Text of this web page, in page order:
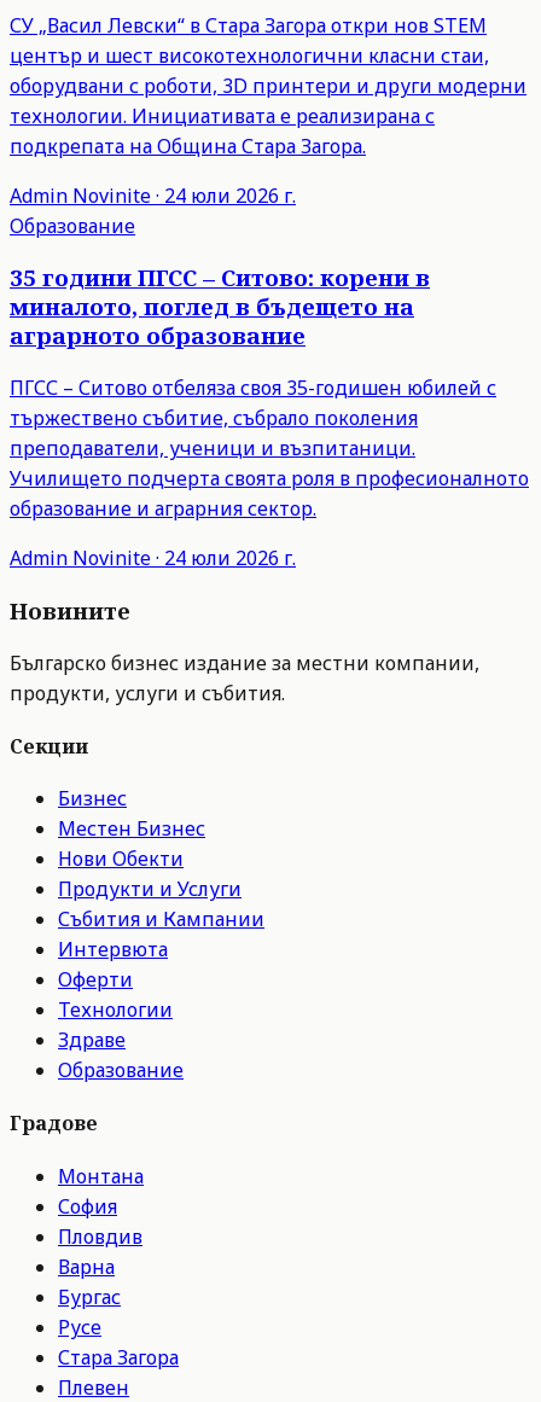
СУ „Васил Левски“ в Стара Загора откри нов STEM
център и шест високотехнологични класни стаи,
оборудвани с роботи, 3D принтери и други модерни
технологии. Инициативата е реализирана с
подкрепата на Община Стара Загора.
Admin Novinite· 24 юли 2026 г.
Образование
35 години ПГСС – Ситово: корени в
миналото, поглед в бъдещето на
аграрното образование
ПГСС – Ситово отбеляза своя 35-годишен юбилей с
тържествено събитие, събрало поколения
преподаватели, ученици и възпитаници.
Училището подчерта своята роля в професионалното
образование и аграрния сектор.
Admin Novinite· 24 юли 2026 г.
Новините
Българско бизнес издание за местни компании,
продукти, услуги и събития.
Секции
Бизнес
Местен Бизнес
Нови Обекти
Продукти и Услуги
Събития и Кампании
Интервюта
Оферти
Технологии
Здраве
Образование
Градове
Монтана
София
Пловдив
Варна
Бургас
Русе
Стара Загора
Плевен